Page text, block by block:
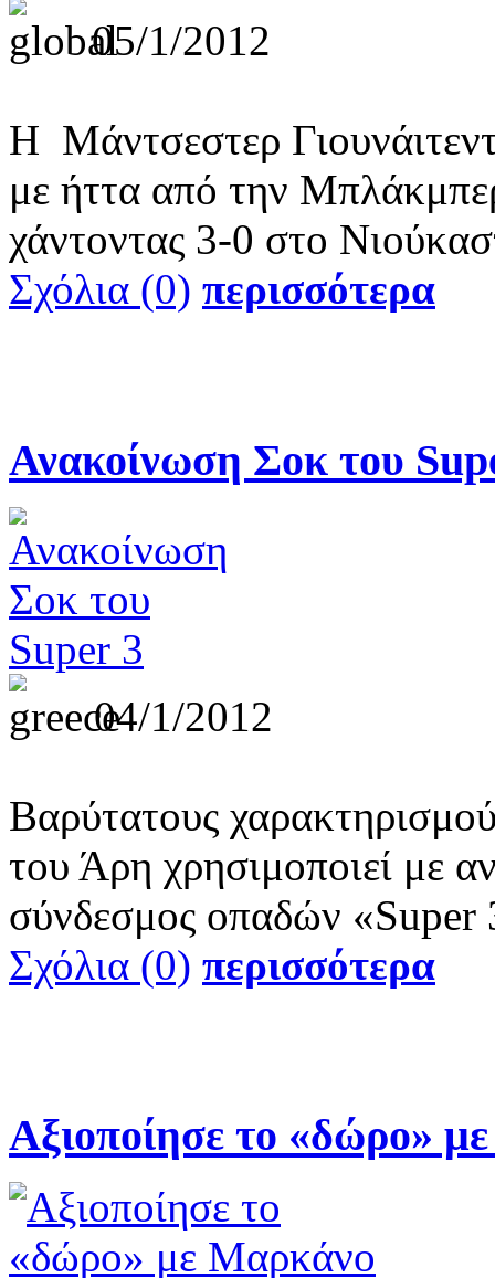
05/1/2012
Η Μάντσεστερ
με ήττα από την
χάντοντας 3-0 στο
Σχόλια (0) περισσότερα
Ανακοίνωση Σοκ του
04/1/2012
Βαρύτατους
του Άρη χρησιμοποιεί με
σύνδεσμος οπαδών «Super
Σχόλια (0) περισσότερα
Αξιοποίησε το «δώρο»